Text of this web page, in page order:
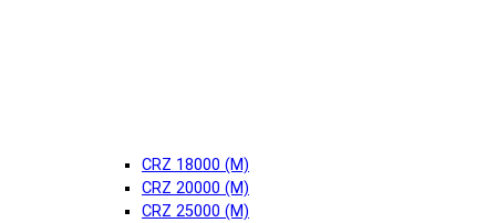
CRZ 18000 (М)
CRZ 20000 (М)
CRZ 25000 (М)